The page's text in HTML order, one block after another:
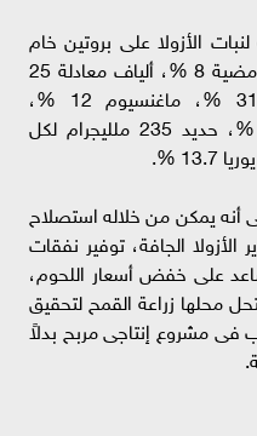
لنبات الأزولا على بروتين خام
أخضر من 30 – 40 % ، ألياف حامضية 8 %، ألياف معادلة 25
%، كالسيوم 21 %، فوسفور31 %، ماغنسيوم 12 %،
بوتاسيوم 2.22 %، صوديوم11 %، حديد 235 ملليجرام لكل
أنه يمكن من خلاله استصلاح
الجافة، توفير نفقات
على خفض أسعار اللحوم،
محلها زراعة القمح لتحقيق
فى مشروع إنتاجى مربح بدلاً